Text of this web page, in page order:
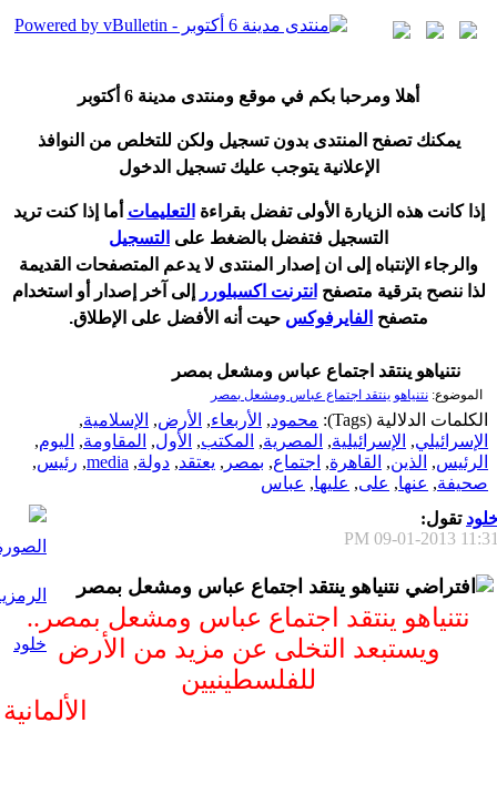
هلا ومرحبا بكم في موقع ومنتدى مدينة 6 أكتوبر
يمكنك تصفح المنتدى بدون تسجيل ولكن للتخلص من النوافذ
الإعلانية يتوجب عليك تسجيل الدخول
إذا كانت هذه الزيارة الأولى تفضل بقراءة التعليمات ما إذا كنت تريد
التسجيل فتفضل بالضغط على التسجيل
والرجاء الإنتباه إلى ان إصدار المنتدى لا يدعم المتصفحات القديمة
لذا ننصح بترقية متصفح انترنت اكسبلورر إلى آخر إصدار أو استخدام
متصفح الفايرفوكس حيت نه الأفضل على الإطلاق.
نتنياهو ينتقد اجتماع عباس ومشعل بمصر
الموضوع: نتنياهو ينتقد اجتماع عباس ومشعل بمصر
الكلمات الدلالية (Tags): محمود, الأربعاء, الأرض, الإسلامية,
الإسرائيلي, الإسرائيلية, المصرية, المكتب, الأول, المقاومة, اليوم,
الرئيس, الذين, القاهرة, اجتماع, بمصر , يعتقد, دولة,
media
, رئيس,
صحيفة, عنها, على, عليها, عباس
تقول:
09-01-2013 11:31
نتنياهو ينتقد اجتماع عباس ومشعل بمصر
نتنياهو ينتقد اجتماع عباس ومشعل بمصر..
ويستبعد التخلى عن مزيد من الأرض
للفلسطينيين
الألمانية